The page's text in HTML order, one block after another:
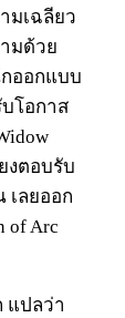
มเฉลียว
มด้วย
ออกแบบ
โอกาส
งตอบรับ
เลยออก
of Arc
แปลว่า